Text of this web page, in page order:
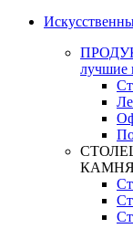
лучшие